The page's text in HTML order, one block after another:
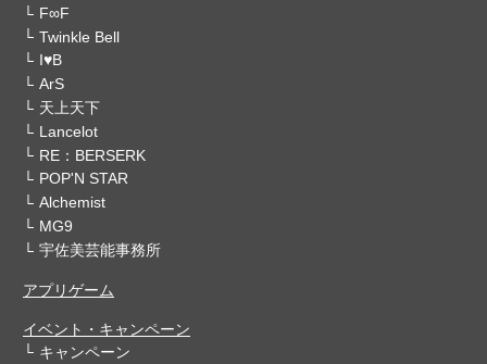
F∞F
Twinkle Bell
I♥B
ArS
天上天下
Lancelot
RE：BERSERK
POP'N STAR
Alchemist
MG9
宇佐美芸能事務所
アプリゲーム
イベント・キャンペーン
キャンペーン